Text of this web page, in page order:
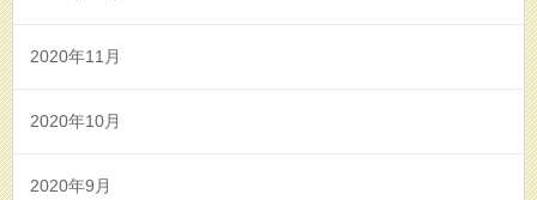
2020年11月
2020年10月
2020年9月